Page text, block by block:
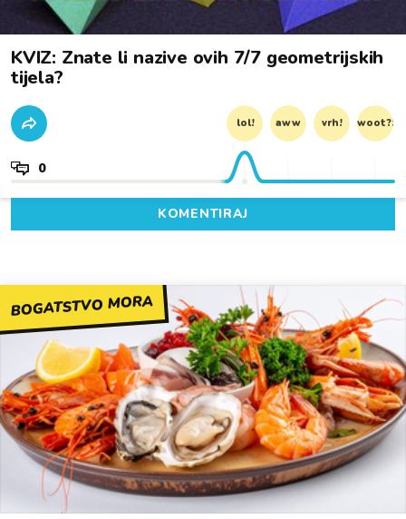
KVIZ: Znate li nazive ovih 7/7 geometrijskih
tijela?
lol! aww vrh! woot?!
0
KOMENTIRAJ
BOGATSTVO MORA